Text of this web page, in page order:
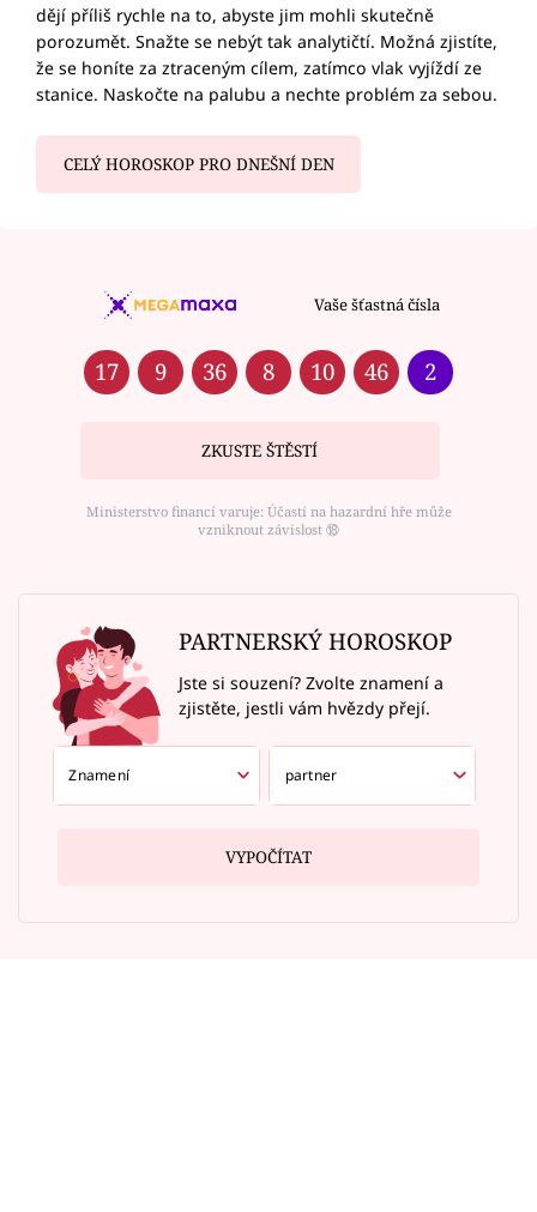
dějí příliš rychle na to, abyste jim mohli skutečně
porozumět. Snažte se nebýt tak analytičtí. Možná zjistíte,
že se honíte za ztraceným cílem, zatímco vlak vyjíždí ze
stanice. Naskočte na palubu a nechte problém za sebou.
CELÝ HOROSKOP PRO DNEŠNÍ DEN
Vaše šťastná čísla
17 9 36 8 10 46 2
ZKUSTE ŠTĚSTÍ
Ministerstvo financí varuje: Účastí na hazardní hře může
vzniknout závislost ⑱
PARTNERSKÝ HOROSKOP
Jste si souzení? Zvolte znamení a
zjistěte, jestli vám hvězdy přejí.
VYPOČÍTAT